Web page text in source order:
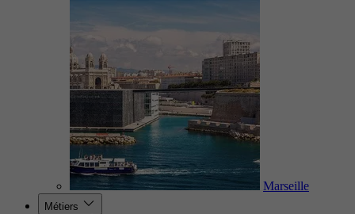
Marseille
Métiers